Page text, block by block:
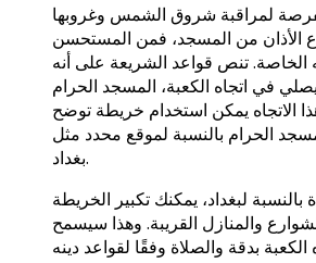
لمراقبة شروق الشمس وغروبها
من المسجد، فمن المستحسن
الخاصة. تنص قواعد الشريعة على أنه
في اتجاه الكعبة، المسجد الحرام
الاتجاه يمكن استخدام خريطة توضح
الحرام بالنسبة لموقع محدد مثل
بغداد.
بالنسبة لبغداد، يمكنك تكبير الخريطة
والمنازل القريبة. وهذا سيسمح